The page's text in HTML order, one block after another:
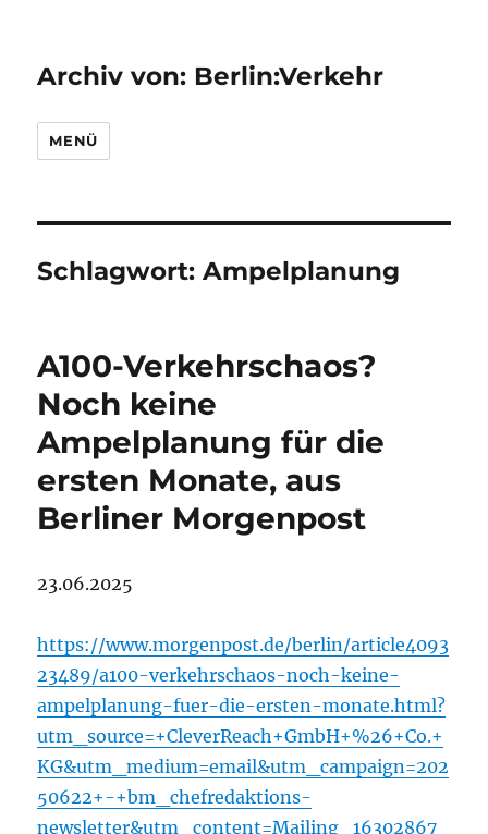
Archiv von: Berlin:Verkehr
MENÜ
Schlagwort:Ampelplanung
A100-Verkehrschaos?
Noch keine
Ampelplanung für die
ersten Monate, aus
Berliner Morgenpost
23.06.2025
https://www.morgenpost.de/berlin/article4093
23489/a100-verkehrschaos-noch-keine-
ampelplanung-fuer-die-ersten-monate.html?
utm_source=+CleverReach+GmbH+%26+Co.+
KG&utm_medium=email&utm_campaign=202
50622+-+bm_chefredaktions-
newsletter&utm_content=Mailing_16302867